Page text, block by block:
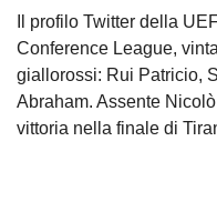
Il profilo Twitter della
Conference League,
giallorossi: Rui Patricio,
Abraham. Assente
vittoria nella finale di